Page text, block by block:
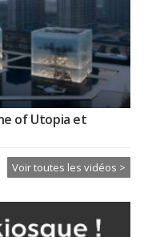
of Utopia et
Voir toutes les vidéos >